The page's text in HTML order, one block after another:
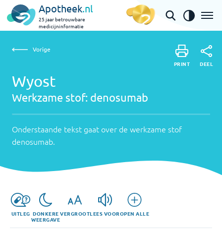
Apotheek.nl
25 jaar betrouwbare
medicijninformatie
Wyost | denosumab
over
de
werkzame
Vorige
Wyost
Werkzame stof: denosumab
Onderstaande tekst gaat over de werkzame stof
denosumab.
PRINT DEEL
UITLEG DONKERE
WEERGAVE
VERGROOTLEES VOOROPEN ALLE